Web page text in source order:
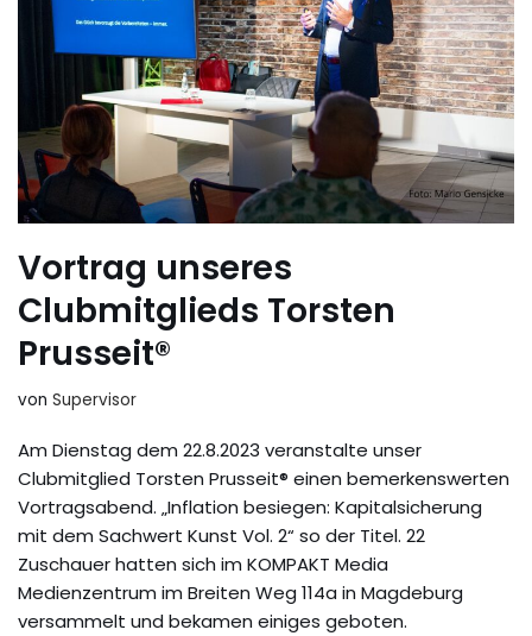
Vortrag unseres
Clubmitglieds Torsten
Prusseit®
von Supervisor
Am Dienstag dem 22.8.2023 veranstalte unser
Clubmitglied Torsten Prusseit® einen bemerkenswerten
Vortragsabend. „Inflation besiegen: Kapitalsicherung
mit dem Sachwert Kunst Vol. 2“ so der Titel. 22
Zuschauer hatten sich im KOMPAKT Media
Medienzentrum im Breiten Weg 114a in Magdeburg
versammelt und bekamen einiges geboten.